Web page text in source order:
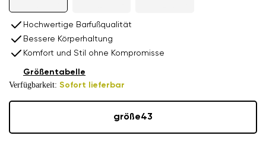
Hochwertige Barfußqualität
Bessere Körperhaltung
Komfort und Stil ohne Kompromisse
Verfügbarkeit: Sofort lieferbar
Größentabelle
größe43